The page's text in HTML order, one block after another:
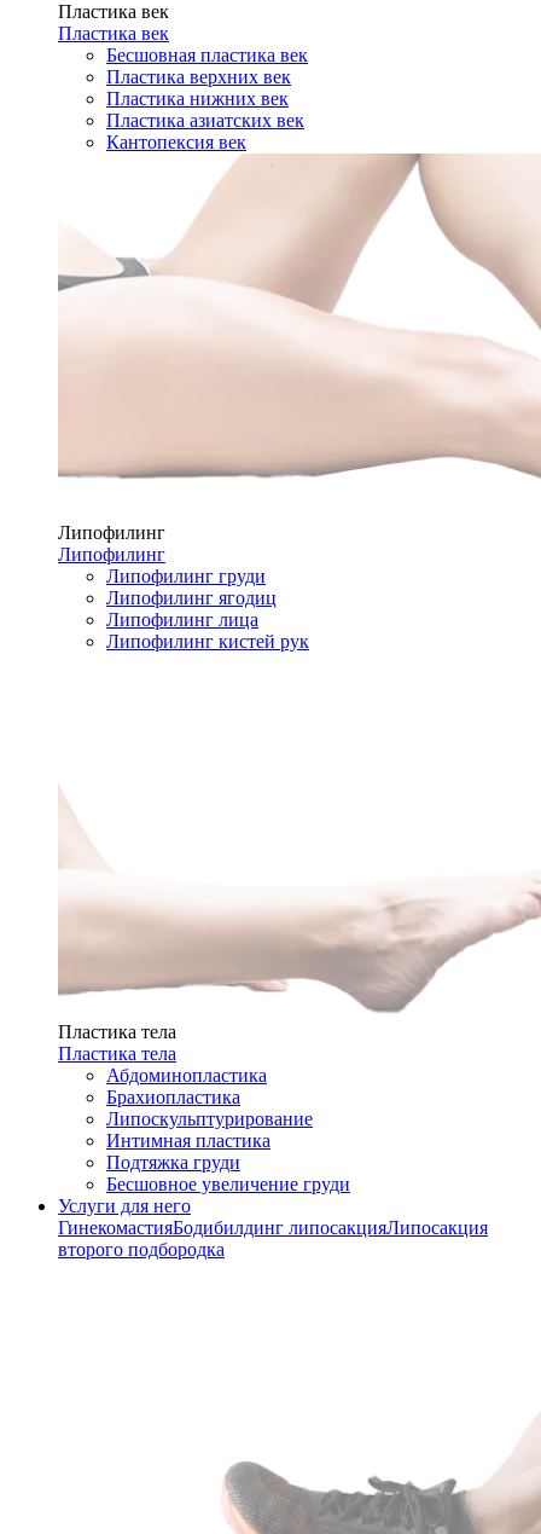
Пластика век
Пластика век
Бесшовная пластика век
Пластика верхних век
Пластика нижних век
Пластика азиатских век
Кантопексия век
Липофилинг
Липофилинг
Липофилинг груди
Липофилинг ягодиц
Липофилинг лица
Липофилинг кистей рук
Пластика тела
Пластика тела
Абдоминопластика
Брахиопластика
Липоскульптурирование
Интимная пластика
Подтяжка груди
Бесшовное увеличение груди
Услуги для него
ГинекомастияБодибилдинг липосакцияЛипосакция
второго подбородка